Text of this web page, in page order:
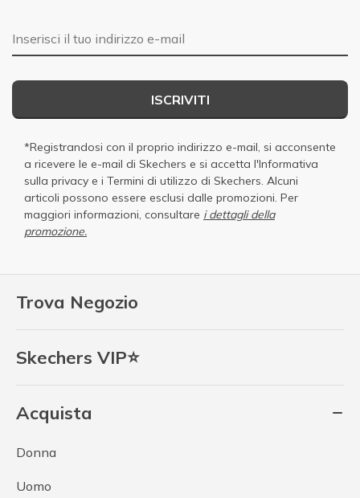
Trova Negozio
Skechers VIP⭐
Acquista
Donna
Uomo
E-mail
ISCRIVITI
*Registrandosi con il proprio indirizzo e-mail, si acconsente
a ricevere le e-mail di Skechers e si accetta l'Informativa
sulla privacy e i Termini di utilizzo di Skechers. Alcuni
articoli possono essere esclusi dalle promozioni. Per
maggiori informazioni, consultare i dettagli della
promozione.